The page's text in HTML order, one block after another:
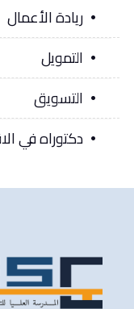
ريادة الأعمال
التمويل
التسويق
دكتوراه في